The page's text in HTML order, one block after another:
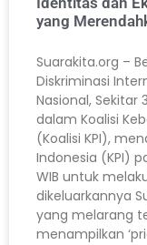
yang
Suarakita.org –
Diskriminasi
Nasional,
dalam Koalisi
(Koalisi KPI),
Indonesia (KPI)
WIB untuk
dikeluarkannya
yang melarang
menampilkan